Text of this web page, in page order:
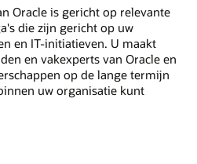
Oracle is gericht op relevante
die zijn gericht op uw
en IT-initiatieven. U maakt
en vakexperts van Oracle en
op de lange termijn
uw organisatie kunt